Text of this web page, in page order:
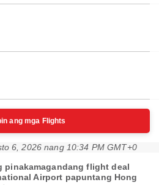
ang mga Flights
6, 2026 nang 10:34 PM GMT+0
pinakamagandang flight deal
Airport papuntang Hong